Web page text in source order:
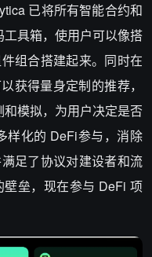
已将所有智能合约和
具箱，使用户可以像搭
组合搭建起来。同时在
获得量身定制的推荐，
模拟，为用户决定是否
样化的 DeFi参与，消除
足了协议对建设者和流
垒，现在参与 DeFi 项